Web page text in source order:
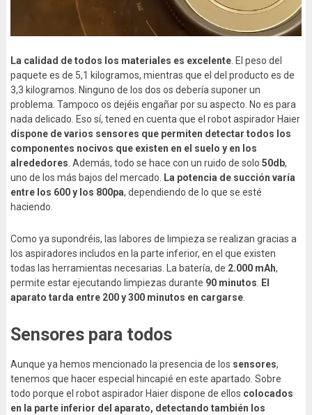
La calidad de todos los materiales es excelente. El peso del
paquete es de 5,1 kilogramos, mientras que el del producto es de
3,3 kilogramos. Ninguno de los dos os debería suponer un
problema. Tampoco os dejéis engañar por su aspecto. No es para
nada delicado. Eso sí, tened en cuenta que el robot aspirador Haier
dispone de varios sensores que permiten detectar todos los
componentes nocivos que existen en el suelo y en los
alrededores . Además, todo se hace con un ruido de solo 50db,
uno de los más bajos del mercado.
La potencia de succión varía
entre los 600 y los 800pa, dependiendo de lo que se esté
haciendo.
Como ya supondréis, las labores de limpieza se realizan gracias a
los aspiradores includos en la parte inferior, en el que existen
todas las herramientas necesarias. La batería, de 2.000 mAh,
permite estar ejecutando limpiezas durante 90 minutos
El
aparato tarda entre 200 y 300 minutos en cargarse.
Sensores para todos
Aunque ya hemos mencionado la presencia de los sensores,
tenemos que hacer especial hincapié en este apartado. Sobre
todo porque el robot aspirador Haier dispone de ellos colocados
en la parte inferior del aparato, detectando también los